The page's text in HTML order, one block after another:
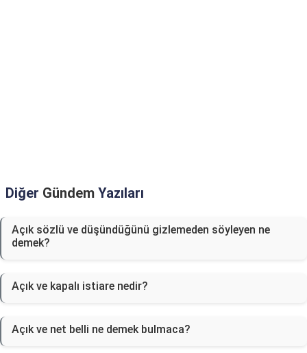
Diğer Gündem Yazıları
Açık sözlü ve düşündüğünü gizlemeden söyleyen ne
demek?
Açık ve kapalı istiare nedir?
Açık ve net belli ne demek bulmaca?